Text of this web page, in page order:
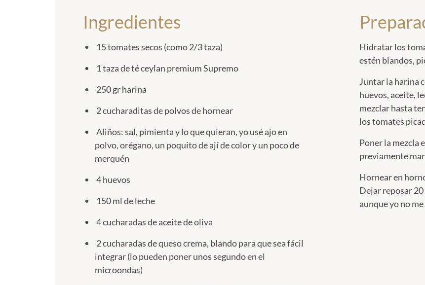
Ingredientes
15 tomates secos (como 2/3 taza)
1 taza de té ceylan premium Supremo
250 gr harina
2 cucharaditas de polvos de hornear
Aliños: sal, pimienta y lo que quieran, yo usé ajo en
polvo, orégano, un poquito de ají de color y un poco de
merquén
4 huevos
150 ml de leche
4 cucharadas de aceite de oliva
2 cucharadas de queso crema, blando para que sea fácil
integrar (lo pueden poner unos segundo en el
microondas)
Hidratar los
estén blandos,
Juntar la harina
huevos, aceite,
mezclar hasta
los tomates
Poner la mezcla
previamente
Hornear en
Dejar reposar
aunque yo no